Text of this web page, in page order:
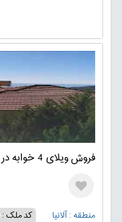
فروش ویلای 4 خوابه در شهر آلانیا - بکتاش با استخر رو باز
منطقه : آلانیا کد ملک : 620